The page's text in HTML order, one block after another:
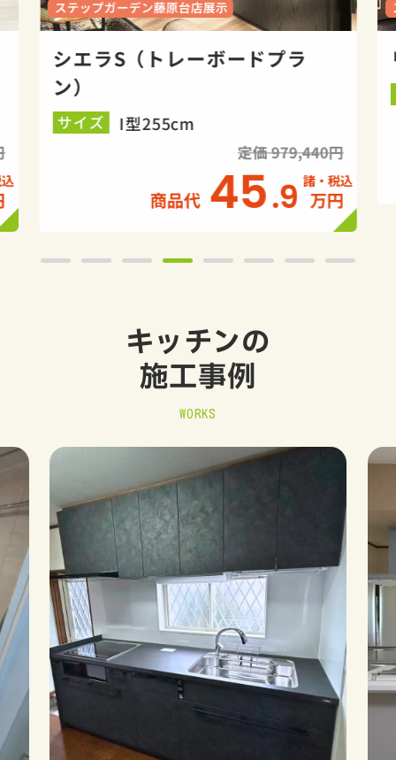
ステップガーデン藤原台店展示
シエラS（トレーボードプラ
ン）
サイズ I型255cm
定価 979,440円
商品代 45.9 万円
キッチンの
施工事例
WORKS